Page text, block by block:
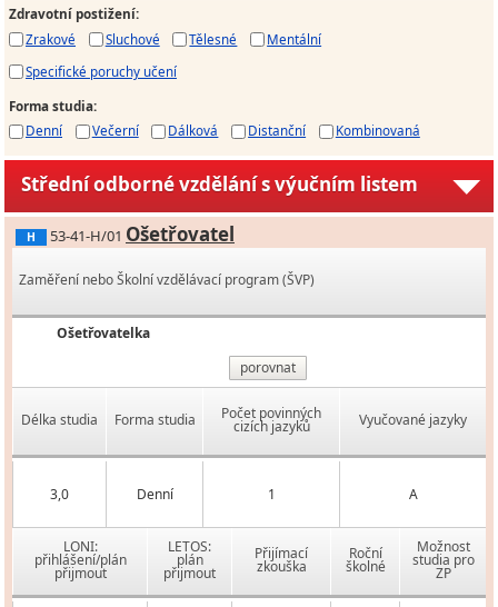
Zdravotní postižení:
Zrakové
Sluchové Tělesné
Mentální
Specifické poruchy učení
Forma studia:
Denní
Večerní Dálková Distanční Kombinovaná
Střední odborné vzdělání s výučním listem
H 53-41-H/01 Ošetřovatel
Zaměření nebo Školní vzdělávací program (ŠVP)
Ošetřovatelka
porovnat
Délka studia Forma studia Počet povinných
cizích jazyků Vyučované jazyky
3,0 Denní 1 A
LONI:
přihlášení/plán
přijmout
LETOS:
plán
přijmout
Přijímací
zkouška
Roční
školné
Možnost
studia pro
ZP